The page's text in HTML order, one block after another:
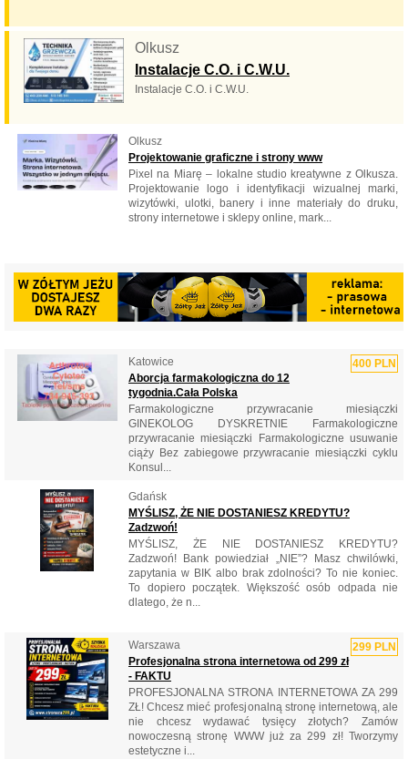
Olkusz
Instalacje C.O. i C.W.U.
Instalacje C.O. i C.W.U.
Olkusz
Projektowanie graficzne i strony www
Pixel na Miarę – lokalne studio kreatywne z Olkusza.
Projektowanie logo i identyfikacji wizualnej marki,
wizytówki, ulotki, banery i inne materiały do druku,
strony internetowe i sklepy online, mark...
400 PLN
Katowice
Aborcja farmakologiczna do 12
tygodnia.Cała Polska
‎Farmakologiczne przywracanie miesiączki
‎GINEKOLOG DYSKRETNIE ‎Farmakologiczne
przywracanie miesiączki ‎Farmakologiczne usuwanie
ciąży ‎Bez zabiegowe przywracanie miesiączki cyklu
‎Konsul...
Gdańsk
MYŚLISZ, ŻE NIE DOSTANIESZ KREDYTU?
Zadzwoń!
MYŚLISZ, ŻE NIE DOSTANIESZ KREDYTU?
Zadzwoń! Bank powiedział „NIE”? Masz chwilówki,
zapytania w BIK albo brak zdolności? To nie koniec.
To dopiero początek. Większość osób odpada nie
dlatego, że n...
299 PLN
Warszawa
Profesjonalna strona internetowa od 299 zł
- FAKTU
PROFESJONALNA STRONA INTERNETOWA ZA 299
ZŁ! Chcesz mieć profesjonalną stronę internetową, ale
nie chcesz wydawać tysięcy złotych? Zamów
nowoczesną stronę WWW już za 299 zł! Tworzymy
estetyczne i...